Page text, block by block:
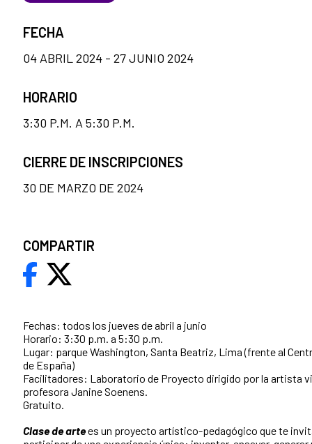
Fechas: todos los jueves de abril a junio
Horario: 3:30 p.m. a 5:30 p.m.
Lugar: parque Washington, Santa Beatriz, Lima (frente al
de España)
Facilitadores: Laboratorio de Proyecto dirigido por la artista
profesora Janine Soenens.
Gratuito.
Clase de artees un proyecto artístico-pedagógico que te
FECHA
04 ABRIL 2024 - 27 JUNIO 2024
HORARIO
3:30 P.M. A 5:30 P.M.
CIERRE DE INSCRIPCIONES
30 DE MARZO DE 2024
COMPARTIR